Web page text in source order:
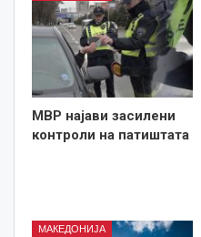
МВР најави засилени
контроли на патиштата
МАКЕДОНИЈА